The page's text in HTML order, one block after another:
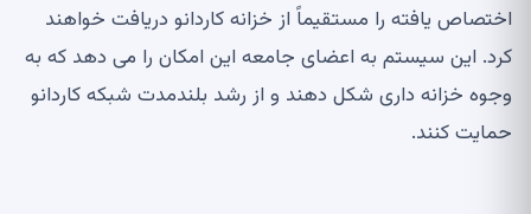
اختصاص یافته را مستقیماً از خزانه کاردانو دریافت خواهند
کرد. این سیستم به اعضای جامعه این امکان را می دهد که به
وجوه خزانه داری شکل دهند و از رشد بلندمدت شبکه کاردانو
حمایت کنند.